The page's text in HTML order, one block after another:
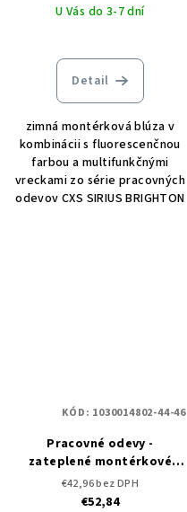
U Vás do 3-7 dní
Detail
zimná montérková blúza v
kombinácii s fluorescenčnou
farbou a multifunkčnými
vreckami zo série pracovných
odevov CXS SIRIUS BRIGHTON
Pracovné odevy -
zateplené montérkové
nohavice na traky CXS
SIRIUS BRIGHTON
€42,96 bez DPH
€52,84
KÓD: 1030014802-44-46